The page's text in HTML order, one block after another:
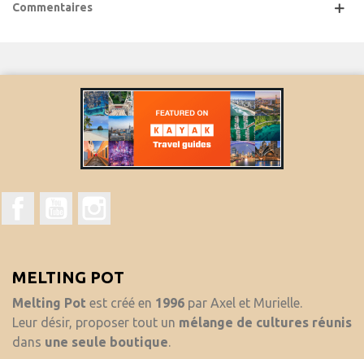
Commentaires
MELTING POT
Melting Pot est créé en 1996 par Axel et Murielle.
Leur désir, proposer tout un mélange de cultures réunis
dans une seule boutique.